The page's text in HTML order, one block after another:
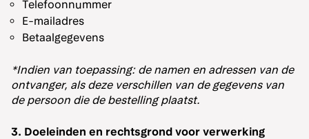
Telefoonnummer
E-mailadres
Betaalgegevens
*Indien van toepassing: de namen en adressen van de
ontvanger, als deze verschillen van de gegevens van
de persoon die de bestelling plaatst.
3. Doeleinden en rechtsgrond voor verwerking